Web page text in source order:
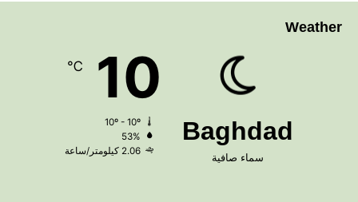
Weather
Baghdad
سماء صافية
10
℃
53%
2.06 كيلومتر/ساعة